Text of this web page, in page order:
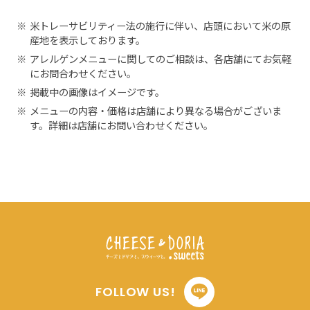
※ 米トレーサビリティー法の施行に伴い、店頭において米の原
産地を表示しております。
※ アレルゲンメニューに関してのご相談は、各店舗にてお気軽
にお問合わせください。
※ 掲載中の画像はイメージです。
※ メニューの内容・価格は店舗により異なる場合がございま
す。詳細は店舗にお問い合わせください。
FOLLOW US!